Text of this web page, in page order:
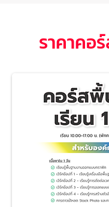
ราคาคอ